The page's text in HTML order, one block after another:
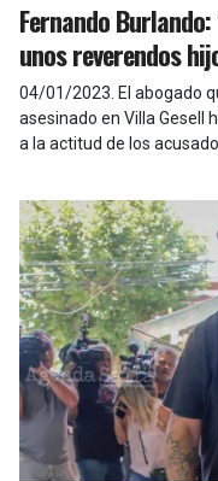
Fernando
unos reverendos
04/01/2023 El abogado
asesinado en Villa Gesell
a la actitud de los